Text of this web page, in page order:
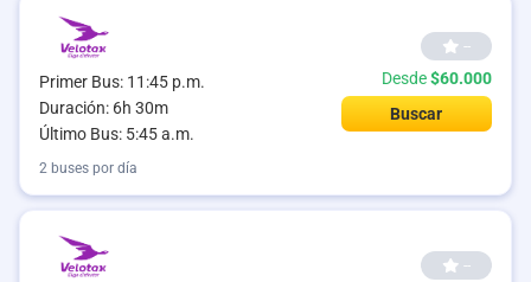
Primer Bus: 11:45 p.m.
Duración: 6h 30m
Último Bus: 5:45 a.m.
--
Desde$60.000
Buscar
2 buses por día
--